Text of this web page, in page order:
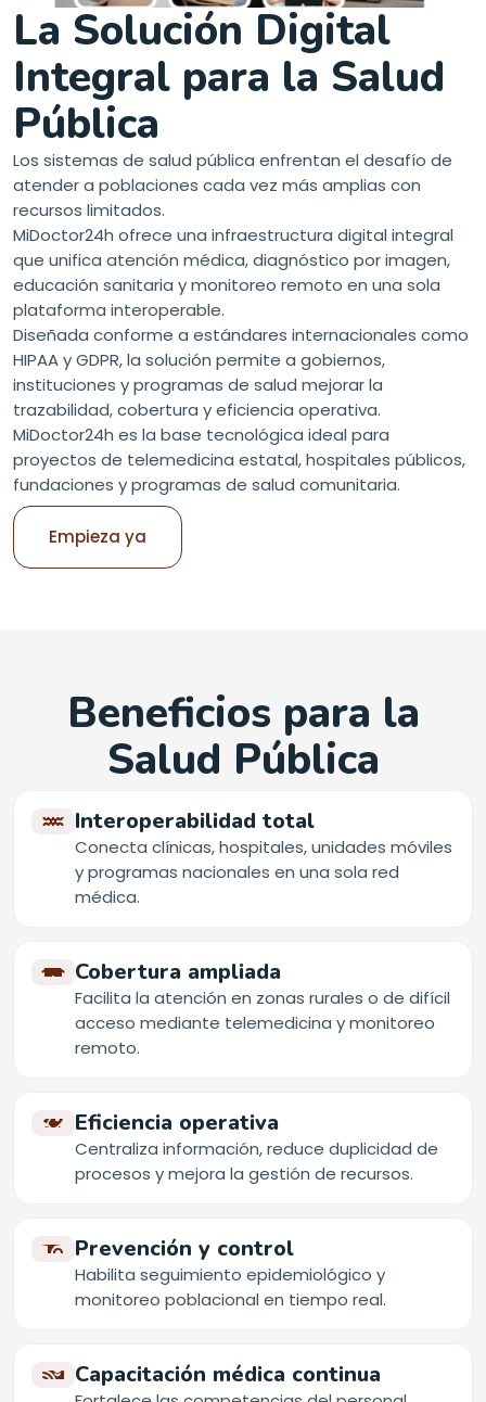
La Solución Digital
Integral para la Salud
Pública
Los sistemas de salud pública enfrentan el desafío de
atender a poblaciones cada vez más amplias con
recursos limitados.
MiDoctor24h ofrece una infraestructura digital integral
que unifica atención médica, diagnóstico por imagen,
educación sanitaria y monitoreo remoto en una sola
plataforma interoperable.
Diseñada conforme a estándares internacionales como
HIPAA y GDPR, la solución permite a gobiernos,
instituciones y programas de salud mejorar la
trazabilidad, cobertura y eficiencia operativa.
MiDoctor24h es la base tecnológica ideal para
proyectos de telemedicina estatal, hospitales públicos,
fundaciones y programas de salud comunitaria.
Empieza ya
Beneficios para la
Salud Pública
Interoperabilidad total
Conecta clínicas, hospitales, unidades móviles
y programas nacionales en una sola red
médica.
Cobertura ampliada
Facilita la atención en zonas rurales o de difícil
acceso mediante telemedicina y monitoreo
remoto.
Eficiencia operativa
Centraliza información, reduce duplicidad de
procesos y mejora la gestión de recursos.
Prevención y control
Habilita seguimiento epidemiológico y
monitoreo poblacional en tiempo real.
Capacitación médica continua